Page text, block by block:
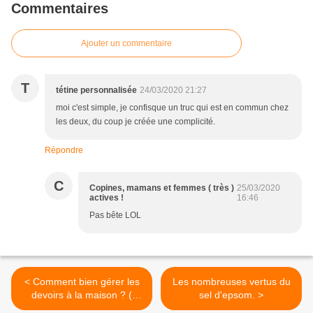
Commentaires
Ajouter un commentaire
T tétine personnalisée 24/03/2020 21:27
moi c'est simple, je confisque un truc qui est en commun chez
les deux, du coup je créée une complicité.
Répondre
C
Copines, mamans et femmes ( très )
actives !
25/03/2020
16:46
Pas bête LOL
< Comment bien gérer les
devoirs à la maison ? (
astuces , conseils ...)
Les nombreuses vertus du
sel d'epsom. >